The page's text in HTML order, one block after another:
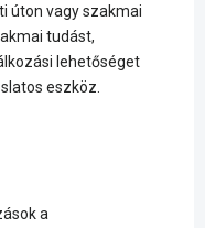
úton vagy szakmai
tudást,
lehetőséget
eszköz.
a